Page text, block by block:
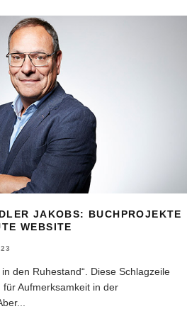
JAKOBS: BUCHPROJEKTE
WEBSITE
den Ruhestand“. Diese Schlagzeile
Aufmerksamkeit in der
...